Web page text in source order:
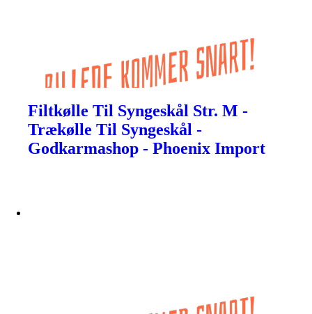
Filtkølle Til Syngeskål Str. M -
Trækølle Til Syngeskål -
Godkarmashop - Phoenix Import